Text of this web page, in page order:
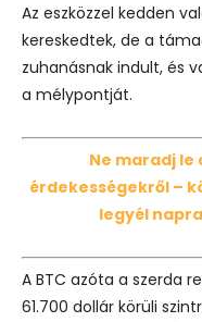
Az eszközzel kedden
kereskedtek, de a
zuhanásnak indult, és
a mélypontját.
Ne maradj le
érdekességekről –
legyél
A BTC azóta a szerda
61.700 dollár körüli